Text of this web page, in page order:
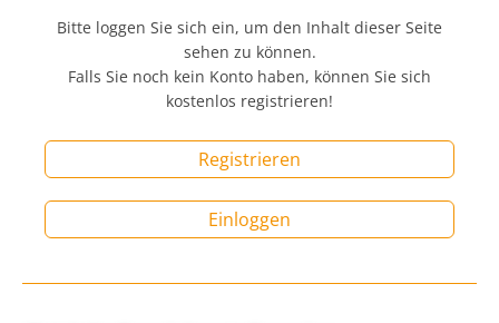
Bitte loggen Sie sich ein, um den Inhalt dieser Seite
sehen zu können.
Falls Sie noch kein Konto haben, können Sie sich
kostenlos registrieren!
Registrieren
Einloggen